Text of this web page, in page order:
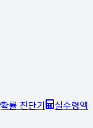
확률 진단기
실수령액